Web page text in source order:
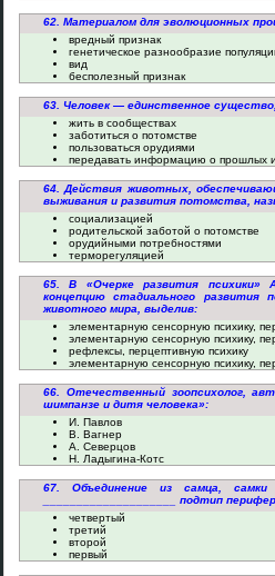
62. Материалом для эволюционных
вредный признак
генетическое разнообразие
вид
бесполезный признак
63. Человек — единственное
жить в сообществах
заботиться о потомстве
пользоваться орудиями
передавать информацию о прошлых
64. Действия животных,
выживания и развития потомства,
социализацией
родительской заботой о потомстве
орудийными потребностями
терморегуляцией
65. В «Очерке развития психики»
концепцию стадиального развития
животного мира, выделив:
элементарную сенсорную психику,
элементарную сенсорную психику,
рефлексы, перцептивную психику
элементарную сенсорную психику,
66. Отечественный зоопсихолог,
шимпанзе и дитя человека»:
И. Павлов
В. Вагнер
А. Северцов
Н. Ладыгина-Котс
67. Объединение из самца,
____________________ подтип
четвертый
третий
второй
первый